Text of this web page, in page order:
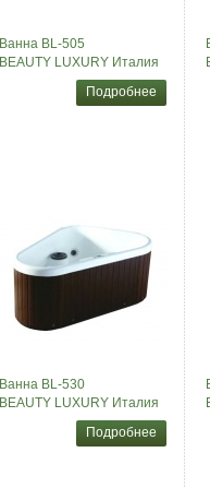
Ванна BL-505
BEAUTY LUXURY Италия
Подробнее
Ванна BL-530
BEAUTY LUXURY Италия
Подробнее